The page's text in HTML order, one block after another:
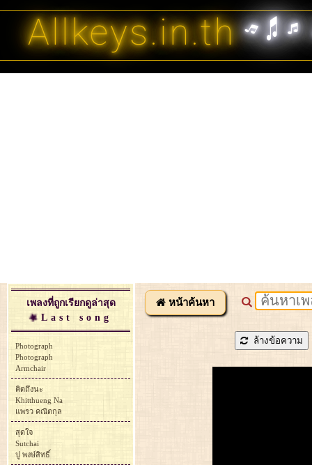
Allkeys.in.th
หน้าค้นหา
ล้างข้อความ
เพลงที่ถูกเรียกดูล่าสุด
Last song
Photograph
Photograph
Armchair
คิดถึงนะ
Khitthueng Na
แพรว คณิตกุล
สุดใจ
Sutchai
ปู พงษ์สิทธิ์